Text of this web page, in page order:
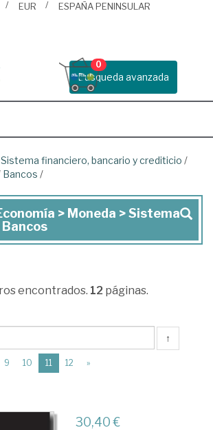
EUR ESPAÑA PENINSULAR
Busqueda avanzada
0
Sistema financiero, bancario y crediticio /
Bancos /
> Moneda > Sistema
Bancos
encontrados. 12 páginas.
↑
9 10 11 (current)
12 »
30,40 €